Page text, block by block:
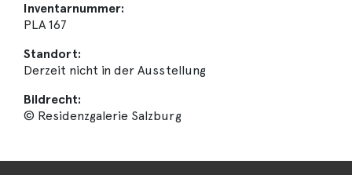
Inventarnummer:
PLA 167
Standort:
Derzeit nicht in der Ausstellung
Bildrecht:
© Residenzgalerie Salzburg